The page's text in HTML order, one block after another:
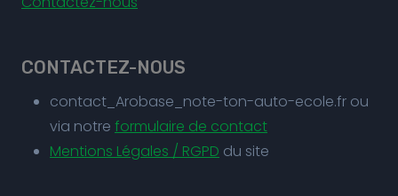
CONTACTEZ-NOUS
contact_Arobase_note-ton-auto-ecole.fr ou
via notre formulaire de contact
Mentions Légales / RGPD du site